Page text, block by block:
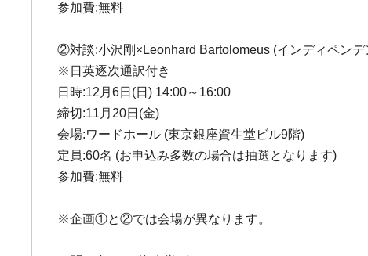
参加費:無料
②対談:小沢剛×Leonhard Bartolomeus (インディペン
※日英逐次通訳付き
日時:12月6日(日) 14:00～16:00
締切:11月20日(金)
会場:ワードホール (東京銀座資生堂ビル9階)
定員:60名 (お申込み多数の場合は抽選となります)
参加費:無料
※企画①と②では会場が異なります。